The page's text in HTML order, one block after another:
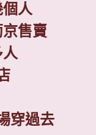
人
售賣
穿過去